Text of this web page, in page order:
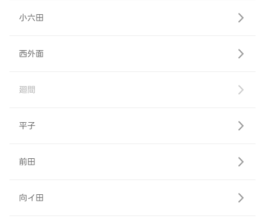
小六田
西外面
廻間
平子
前田
向イ田